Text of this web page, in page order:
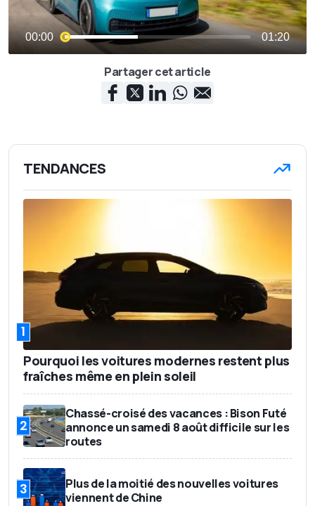
Partager cet article
TENDANCES
1
Pourquoi les voitures modernes restent plus
fraîches même en plein soleil
2
Chassé-croisé des vacances : Bison Futé
annonce un samedi 8 août difficile sur les
routes
3
Plus de la moitié des nouvelles voitures
viennent de Chine